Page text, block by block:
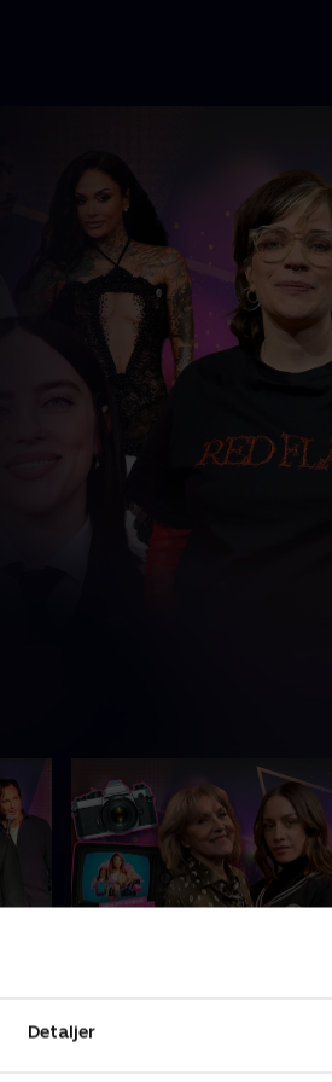
Detaljeret nyt kapitel som 87-årig –